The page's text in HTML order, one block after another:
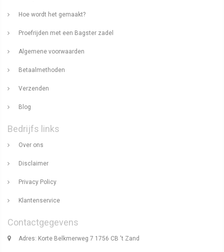
Hoe wordt het gemaakt?
Proefrijden met een Bagster zadel
Algemene voorwaarden
Betaalmethoden
Verzenden
Blog
Bedrijfs links
Over ons
Disclaimer
Privacy Policy
Klantenservice
Contactgegevens
Adres: Korte Belkmerweg 7 1756 CB 't Zand